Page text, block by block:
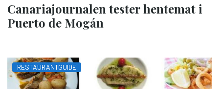
Canariajournalen tester hentemat i
Puerto de Mogán
RESTAURANTGUIDE